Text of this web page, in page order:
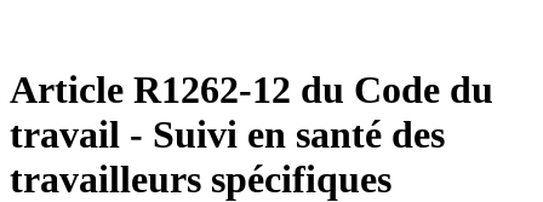
Article R1262-12 du Code du
travail - Suivi en santé des
travailleurs spécifiques